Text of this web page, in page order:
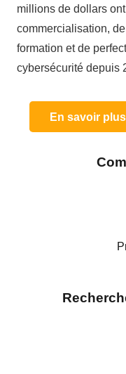
millions de dollars ont
commercialisation,
formation et de
cybersécurité depuis
En savoir